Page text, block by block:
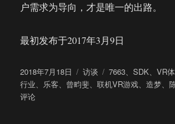
户需求为导向，才是唯一的出路。
最初发布于2017年3月9日
发
布
于
2018年7月18日
分
类
访谈
标
签
7663、SDK、VR
行业、 乐客、 曾畇斐、联机VR游戏、造梦、
评论